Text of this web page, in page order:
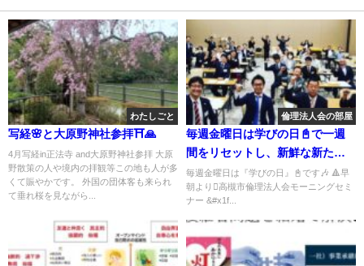
わたしごと
写経🌸と大原野神社参拝⛩️🙏
4月写経in正法寺 and大原野神社参拝 大原
野散策の人や境内の拝観等この地も人が多
くて賑やかです。 外国の団体客も来られ
て垂れ桜を見ながら...
倫理法人会の部屋
毎週金曜日は学びの日📓で一週
間をリセットし、新鮮な新たな
日が始まります💜
毎週金曜日は『学びの日』📓です🎶 🔺早
朝より高槻市倫理法人会モーニングセミ
ナー &#x1f...